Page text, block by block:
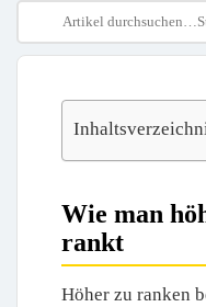
Wie man
rankt
Höher zu ranken